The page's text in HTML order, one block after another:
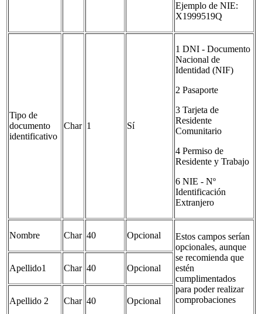
Ejemplo de NIE:
X1999519Q
Tipo de
documento
identificativo
Char 1 Sí
1 DNI - Documento
Nacional de
Identidad (NIF)
2 Pasaporte
3 Tarjeta de
Residente
Comunitario
4 Permiso de
Residente y Trabajo
6 NIE - Nº
Identificación
Extranjero
Nombre Char 40 Opcional
Estos campos serían
opcionales, aunque
se recomienda que
estén
cumplimentados
para poder realizar
comprobaciones
Apellido1 Char 40 Opcional
Apellido 2 Char 40 Opcional